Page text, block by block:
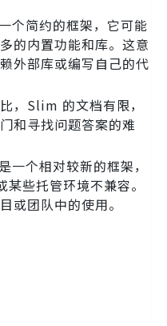
个简约的框架，它可能
的内置功能和库。这意
外部库或编写自己的代
，Slim 的文档有限，
和寻找问题答案的难
个相对较新的框架，
些托管环境不兼容。
或团队中的使用。